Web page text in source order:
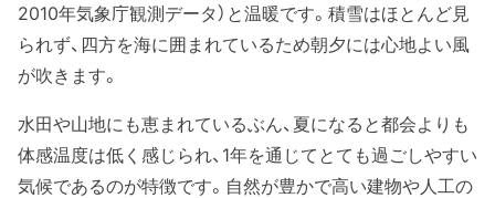
2010年気象庁観測データ）と温暖です。積雪はほとんど見
られず、四方を海に囲まれているため朝夕には心地よい風
が吹きます。
水田や山地にも恵まれているぶん、夏になると都会よりも
体感温度は低く感じられ、1年を通じてとても過ごしやすい
気候であるのが特徴です。自然が豊かで高い建物や人工の